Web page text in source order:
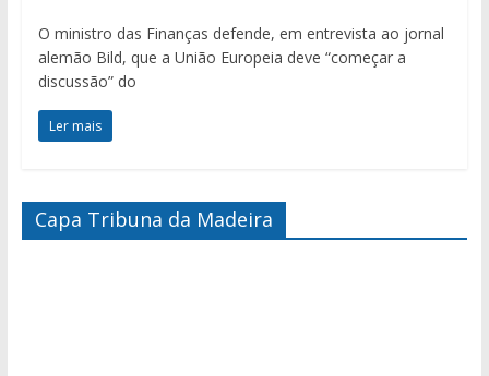
O ministro das Finanças defende, em entrevista ao jornal
alemão Bild, que a União Europeia deve “começar a
discussão” do
Ler mais
Capa Tribuna da Madeira